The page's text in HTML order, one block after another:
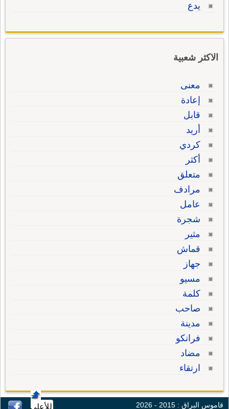
يدع
الاكثر شعبية
معنى
إعادة
قابل
أريد
كردي
أكثر
متعلق
مرادف
عامل
شجرة
مثير
قماش
جهاز
مسيو
كلمة
صاحب
مدينة
فرانكو
مضاد
ارتقاء
للأعلى قاموس البراق : 2015 - 2026